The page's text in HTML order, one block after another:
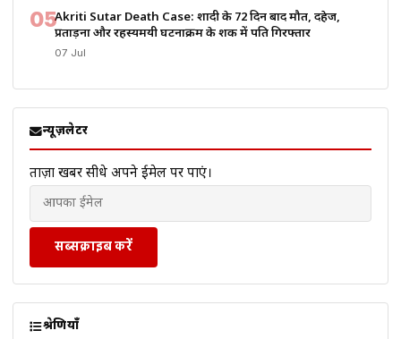
05Akriti Sutar Death Case: शादी के 72 दिन बाद मौत, दहेज,
प्रताड़ना और रहस्यमयी घटनाक्रम के शक में पति गिरफ्तार
07 Jul
न्यूज़लेटर
ताज़ा खबरें सीधे अपने ईमेल पर पाएं।
सब्सक्राइब करें
श्रेणियाँ